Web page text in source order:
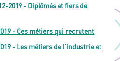
2019 - Diplômés et fiers de
- Ces métiers qui recrutent
- Les métiers de l'industrie et